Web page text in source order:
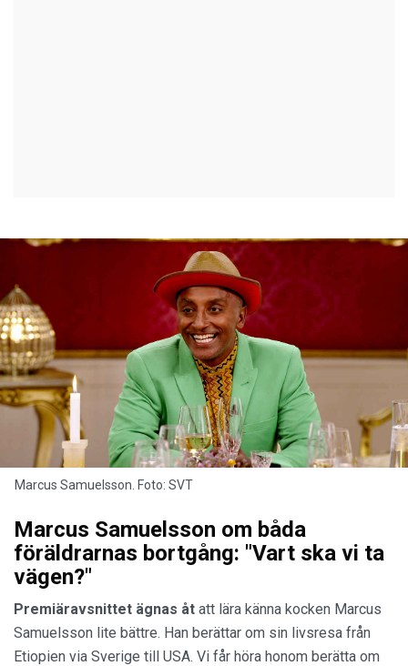
Marcus Samuelsson. Foto: SVT
Marcus Samuelsson om båda
föräldrarnas bortgång: "Vart ska vi ta
vägen?"
Premiäravsnittet ägnas åt att lära känna kocken Marcus
Samuelsson lite bättre. Han berättar om sin livsresa från
Etiopien via Sverige till USA. Vi får höra honom berätta om